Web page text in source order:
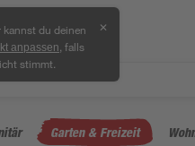
kannst du deinen
anpassen , falls
stimmt.
✕
Garten & Freizeit